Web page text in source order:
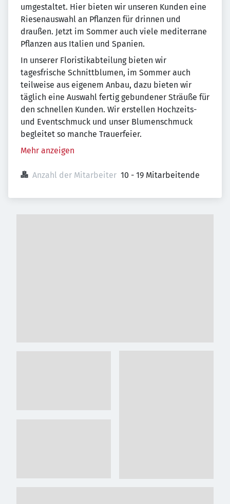
umgestaltet. Hier bieten wir unseren Kunden eine
Riesenauswahl an Pflanzen für drinnen und
draußen. Jetzt im Sommer auch viele mediterrane
Pflanzen aus Italien und Spanien.
In unserer Floristikabteilung bieten wir
tagesfrische Schnittblumen, im Sommer auch
teilweise aus eigenem Anbau, dazu bieten wir
täglich eine Auswahl fertig gebundener Sträuße für
den schnellen Kunden. Wir erstellen Hochzeits-
und Eventschmuck und unser Blumenschmuck
begleitet so manche Trauerfeier.
Mehr anzeigen
Anzahl der Mitarbeiter 10 - 19 Mitarbeitende